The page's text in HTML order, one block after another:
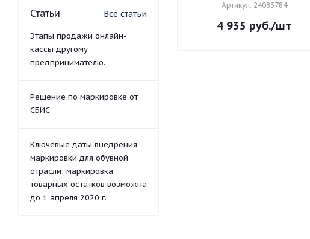
Артикул: 24083784
4 935 руб./шт
Статьи Все статьи
Этапы продажи онлайн-
кассы другому
предпринимателю.
Решение по маркировке от
СБИС
Ключевые даты внедрения
маркировки для обувной
отрасли: маркировка
товарных остатков возможна
до 1 апреля 2020 г.